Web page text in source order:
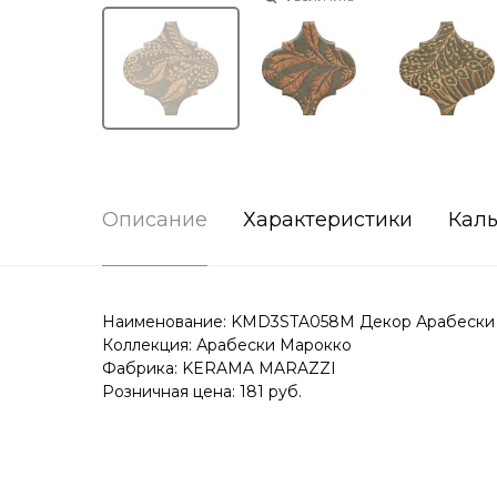
Описание Характеристики
Наименование: KMD3STA058M Декор
Коллекция: Арабески Марокко
Фабрика: KERAMA MARAZZI
Розничная цена: 181 руб.